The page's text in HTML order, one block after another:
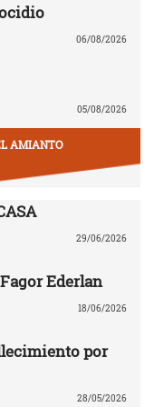
06/08/2026
05/08/2026
AMIANTO
29/06/2026
Ederlan
18/06/2026
por
28/05/2026